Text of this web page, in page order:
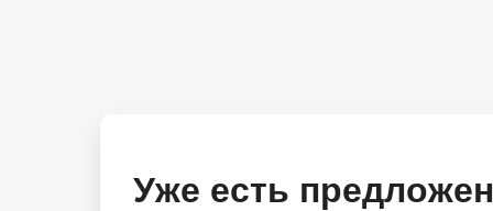
Уже есть